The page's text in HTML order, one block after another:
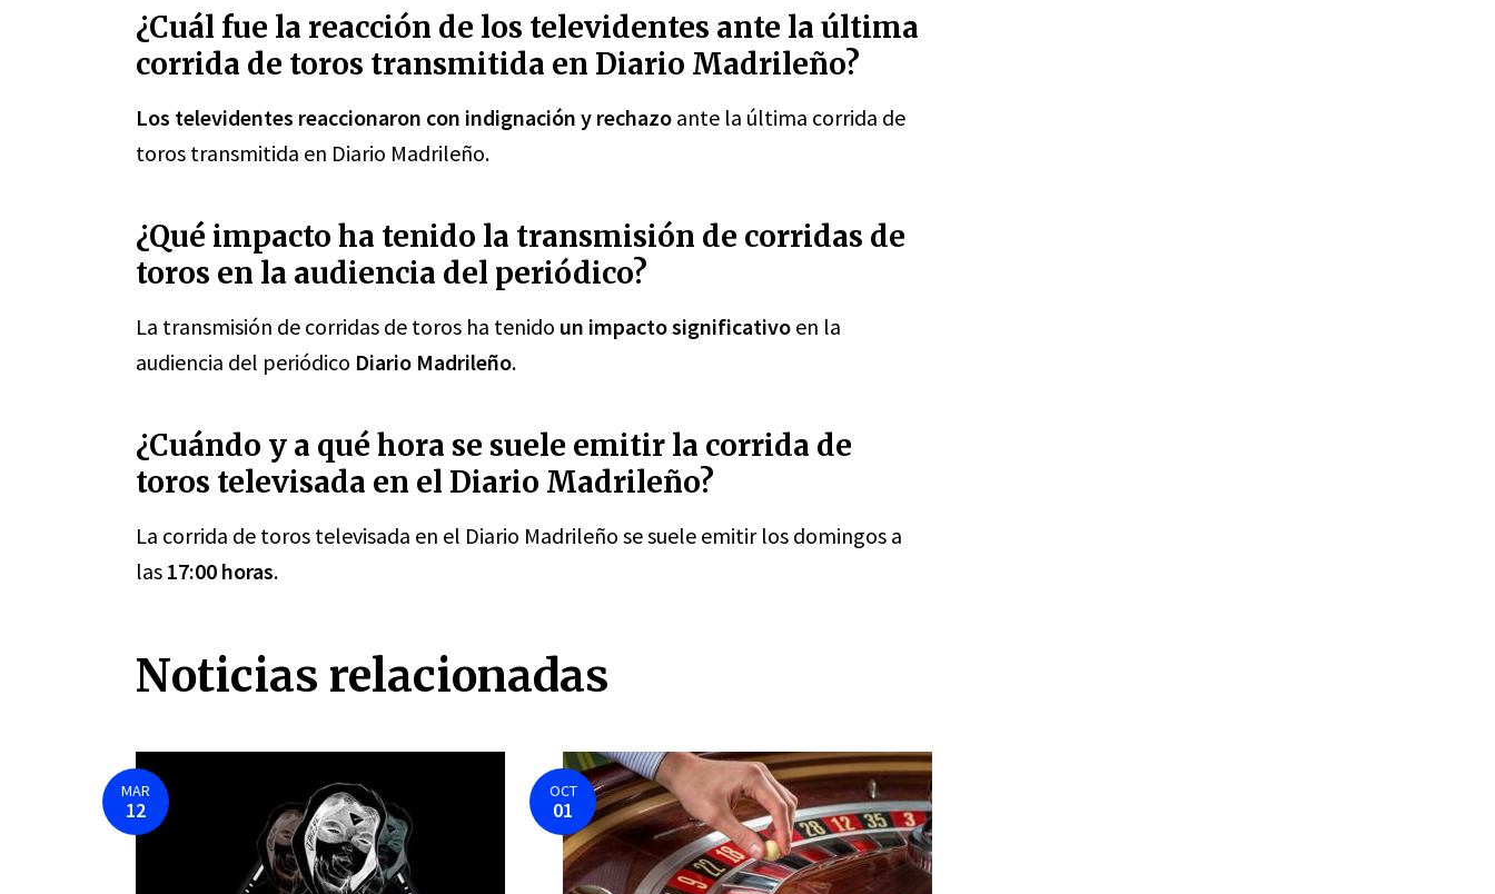
¿Cuál fue la reacción de los televidentes ante la última
corrida de toros transmitida en Diario Madrileño?
Los televidentes reaccionaron con indignación y rechazo ante la última corrida de
toros transmitida en Diario Madrileño.
¿Qué impacto ha tenido la transmisión de corridas de
toros en la audiencia del periódico?
La transmisión de corridas de toros ha tenido un impacto significativo en la
audiencia del periódico Diario Madrileño.
¿Cuándo y a qué hora se suele emitir la corrida de
toros televisada en el Diario Madrileño?
La corrida de toros televisada en el Diario Madrileño se suele emitir los domingos a
las 17:00 horas.
Noticias relacionadas
MAR
12
OCT
01